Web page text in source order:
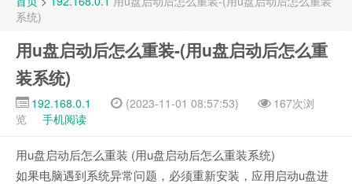
系统)
用u盘启动后怎么重装-(用u盘启动后怎么重
装系统)
192.168.0.1 (2023-11-01 08:57:53)
167次浏
览
手机阅读
用u盘启动后怎么重装 (用u盘启动后怎么重装系统)
如果电脑遇到系统异常问题，必须重新安装，应用启动u盘进